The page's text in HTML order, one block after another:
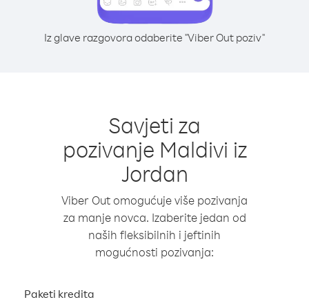
Iz glave razgovora odaberite "Viber Out poziv"
Savjeti za
pozivanje Maldivi iz
Jordan
Viber Out omogućuje više pozivanja
za manje novca. Izaberite jedan od
naših fleksibilnih i jeftinih
mogućnosti pozivanja:
Paketi kredita